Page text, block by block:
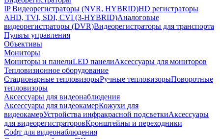
IP Видеорегистраторы (NVR, HYBRID)HD регистраторы
AHD, TVI, SDI, CVI (3-HYBRID)Аналоговые
видеорегистраторы (DVR)Видеорегистраторы для транспорта
Пульты управления
Объективы
Мониторы
Мониторы и панелиLED панелиАксессуары для мониторов
Тепловизионное оборудование
Стационарные тепловизорыРучные тепловизорыПоворотные
тепловизоры
Аксессуары для видеонаблюдения
Аксессуары для видеокамерКожухи для
видеокамерУстройства инфракрасной подсветкиАксессуары
для видеорегистраторовКронштейны и переходники
Софт для видеонаблюдения